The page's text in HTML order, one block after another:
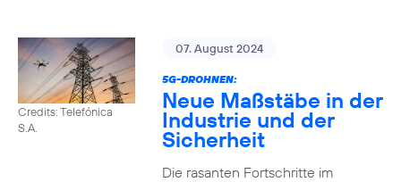
Credits: Telefónica
S.A.
07. August 2024
5G-DROHNEN:
Neue Maßstäbe in der
Industrie und der
Sicherheit
Die rasanten Fortschritte im